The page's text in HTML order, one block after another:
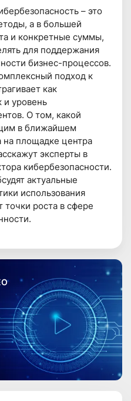
– это
а в большей
и конкретные суммы,
для поддержания
бизнес-процессов.
подход к
как
и уровень
О том, какой
в ближайшем
площадке центра
эксперты в
кибербезопасности.
актуальные
использования
точки роста в сфере